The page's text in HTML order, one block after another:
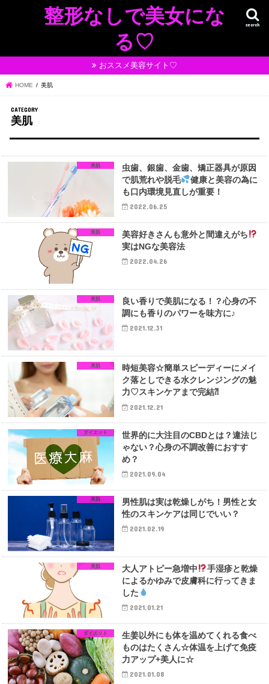
整形なしで美女にな
る♡
search
おススメ美容サイト♡
HOME 美肌
美肌
美肌
虫歯、銀歯、金歯、矯正器具が原因
で肌荒れや脱毛
健康と美容の為に
も口内環境見直しが重要！
2022.06.25
美肌
美容好きさんも意外と間違えがち
実はNGな美容法
2022.04.26
美肌
良い香りで美肌になる！？心身の不
調にも香りのパワーを味方に♪
2021.12.31
美肌
時短美容☆簡単スピーディーにメイ
ク落としできる水クレンジングの魅
力♡スキンケアまで完結⁈
2021.12.21
ダイエット
世界的に大注目のCBDとは？違法じ
ゃない？心身の不調改善におすす
め？
2021.09.04
美肌
男性肌は実は乾燥しがち！男性と女
性のスキンケアは同じでいい？
2021.02.19
美肌 大人アトピー急増中
手湿疹と乾燥
によるかゆみで皮膚科に行ってきま
した
2021.01.21
ダイエット
生姜以外にも体を温めてくれる食べ
ものはたくさん☆体温を上げて免疫
力アップ+美人に☆
2021.01.08